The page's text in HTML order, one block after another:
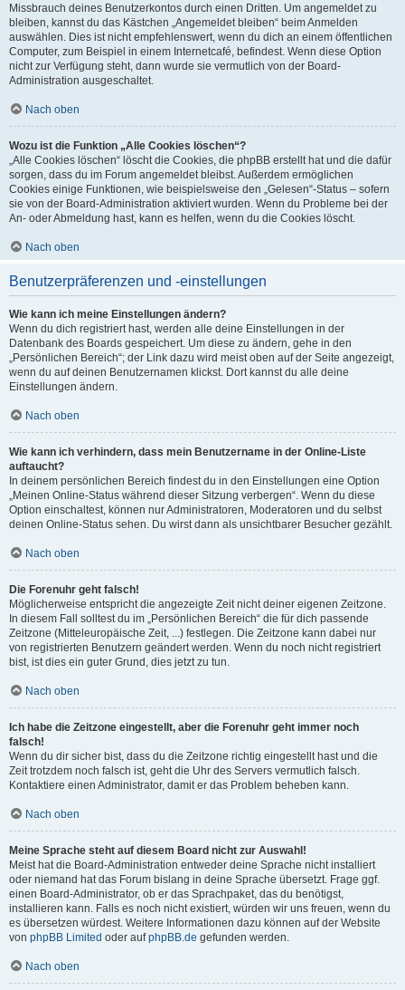
Missbrauch deines Benutzerkontos durch einen Dritten. Um angemeldet zu
bleiben, kannst du das Kästchen „Angemeldet bleiben“ beim Anmelden
auswählen. Dies ist nicht empfehlenswert, wenn du dich an einem öffentlichen
Computer, zum Beispiel in einem Internetcafé, befindest. Wenn diese Option
nicht zur Verfügung steht, dann wurde sie vermutlich von der Board-
Administration ausgeschaltet.
Nach oben
Wozu ist die Funktion „Alle Cookies löschen“?
„Alle Cookies löschen“ löscht die Cookies, die phpBB erstellt hat und die dafür
sorgen, dass du im Forum angemeldet bleibst. Außerdem ermöglichen
Cookies einige Funktionen, wie beispielsweise den „Gelesen“-Status – sofern
sie von der Board-Administration aktiviert wurden. Wenn du Probleme bei der
An- oder Abmeldung hast, kann es helfen, wenn du die Cookies löscht.
Nach oben
Benutzerpräferenzen und -einstellungen
Wie kann ich meine Einstellungen ändern?
Wenn du dich registriert hast, werden alle deine Einstellungen in der
Datenbank des Boards gespeichert. Um diese zu ändern, gehe in den
„Persönlichen Bereich“; der Link dazu wird meist oben auf der Seite angezeigt,
wenn du auf deinen Benutzernamen klickst. Dort kannst du alle deine
Einstellungen ändern.
Nach oben
Wie kann ich verhindern, dass mein Benutzername in der Online-Liste
auftaucht?
In deinem persönlichen Bereich findest du in den Einstellungen eine Option
„Meinen Online-Status während dieser Sitzung verbergen“. Wenn du diese
Option einschaltest, können nur Administratoren, Moderatoren und du selbst
deinen Online-Status sehen. Du wirst dann als unsichtbarer Besucher gezählt.
Nach oben
Die Forenuhr geht falsch!
Möglicherweise entspricht die angezeigte Zeit nicht deiner eigenen Zeitzone.
In diesem Fall solltest du im „Persönlichen Bereich“ die für dich passende
Zeitzone (Mitteleuropäische Zeit, ...) festlegen. Die Zeitzone kann dabei nur
von registrierten Benutzern geändert werden. Wenn du noch nicht registriert
bist, ist dies ein guter Grund, dies jetzt zu tun.
Nach oben
Ich habe die Zeitzone eingestellt, aber die Forenuhr geht immer noch
falsch!
Wenn du dir sicher bist, dass du die Zeitzone richtig eingestellt hast und die
Zeit trotzdem noch falsch ist, geht die Uhr des Servers vermutlich falsch.
Kontaktiere einen Administrator, damit er das Problem beheben kann.
Nach oben
Meine Sprache steht auf diesem Board nicht zur Auswahl!
Meist hat die Board-Administration entweder deine Sprache nicht installiert
oder niemand hat das Forum bislang in deine Sprache übersetzt. Frage ggf.
einen Board-Administrator, ob er das Sprachpaket, das du benötigst,
installieren kann. Falls es noch nicht existiert, würden wir uns freuen, wenn du
es übersetzen würdest. Weitere Informationen dazu können auf der Website
von phpBB Limited oder aufphpBB.de gefunden werden.
Nach oben